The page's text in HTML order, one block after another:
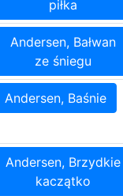
piłka
Andersen, Bałwan
ze śniegu
Andersen, Baśnie
Andersen, Brzydkie
kaczątko